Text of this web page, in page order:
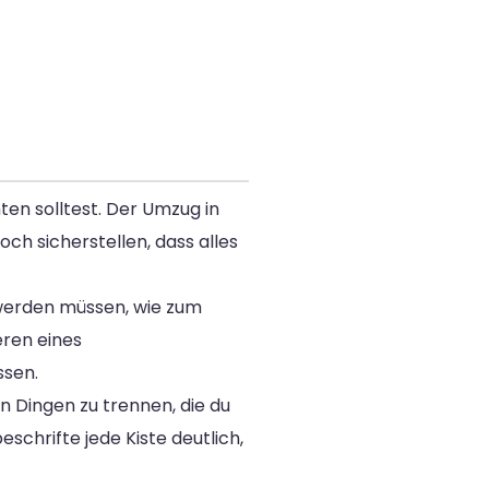
solltest. Der Umzug in
sicherstellen, dass alles
müssen, wie zum
eines
Dingen zu trennen, die du
jede Kiste deutlich,